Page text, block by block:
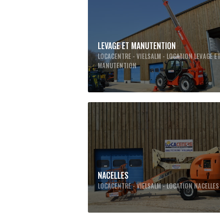
LEVAGE ET MANUTENTION
LOCACENTRE - VIELSALM - LOCATION LEVAGE
MANUTENTION
NACELLES
LOCACENTRE - VIELSALM - LOCATION NACELLES